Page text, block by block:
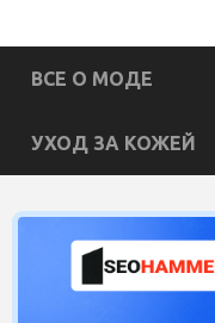
ВСЕ О МОДЕ
УХОД ЗА КОЖЕЙ